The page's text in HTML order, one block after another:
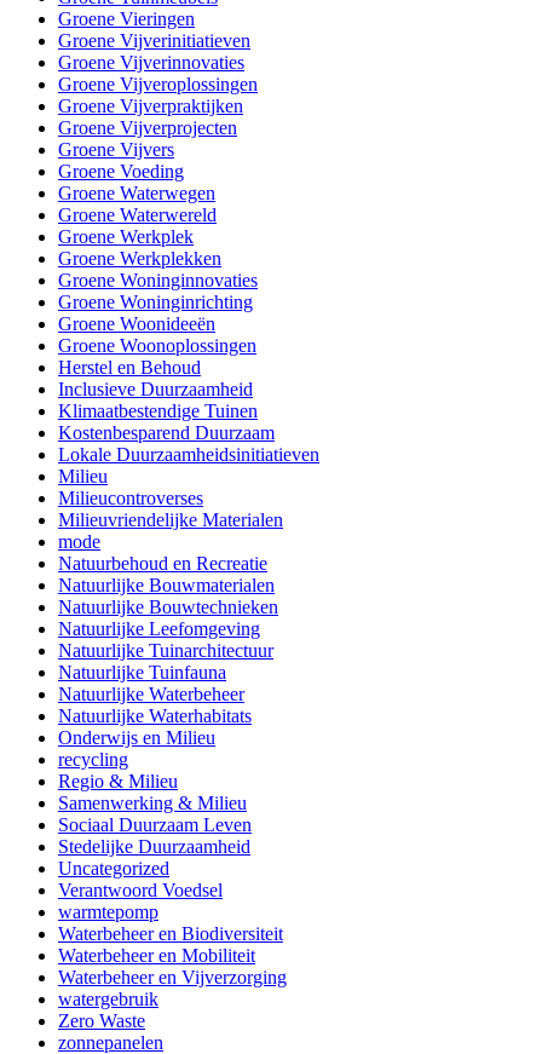
Groene Vieringen
Groene Vijverinitiatieven
Groene Vijverinnovaties
Groene Vijveroplossingen
Groene Vijverpraktijken
Groene Vijverprojecten
Groene Vijvers
Groene Voeding
Groene Waterwegen
Groene Waterwereld
Groene Werkplek
Groene Werkplekken
Groene Woninginnovaties
Groene Woninginrichting
Groene Woonideeën
Groene Woonoplossingen
Herstel en Behoud
Inclusieve Duurzaamheid
Klimaatbestendige Tuinen
Kostenbesparend Duurzaam
Lokale Duurzaamheidsinitiatieven
Milieu
Milieucontroverses
Milieuvriendelijke Materialen
mode
Natuurbehoud en Recreatie
Natuurlijke Bouwmaterialen
Natuurlijke Bouwtechnieken
Natuurlijke Leefomgeving
Natuurlijke Tuinarchitectuur
Natuurlijke Tuinfauna
Natuurlijke Waterbeheer
Natuurlijke Waterhabitats
Onderwijs en Milieu
recycling
Regio & Milieu
Samenwerking & Milieu
Sociaal Duurzaam Leven
Stedelijke Duurzaamheid
Uncategorized
Verantwoord Voedsel
warmtepomp
Waterbeheer en Biodiversiteit
Waterbeheer en Mobiliteit
Waterbeheer en Vijverzorging
watergebruik
Zero Waste
zonnepanelen